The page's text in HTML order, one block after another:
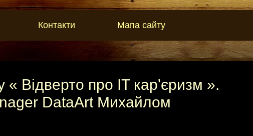
Контакти Мапа сайту
« Відверто про IT кар'єризм ».
DataArt Михайлом